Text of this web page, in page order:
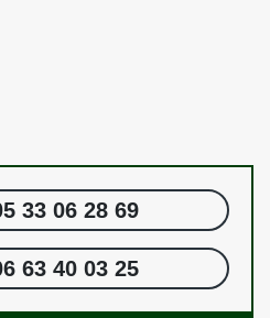
33 06 28 69
63 40 03 25